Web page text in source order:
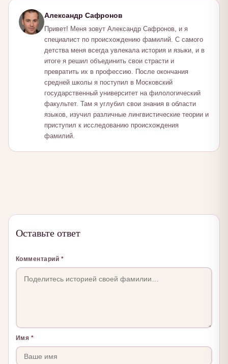
Александр Сафронов
Привет! Меня зовут Александр Сафронов, и я
специалист по происхождению фамилий. С самого
детства меня всегда увлекала история и языки, и в
итоге я решил объединить свои страсти и
превратить их в профессию. После окончания
средней школы я поступил в Московский
государственный университет на филологический
факультет. Там я углубил свои знания в области
языков, изучил различные лингвистические теории и
приступил к исследованию происхождения
фамилий.
Оставьте ответ
Комментарий *
Имя *